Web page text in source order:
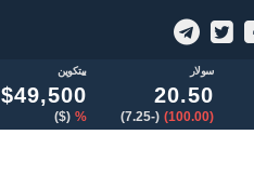
سولار
20.50
(100.00)
(-7.25)
بيتكوين
$49,500
%
($)